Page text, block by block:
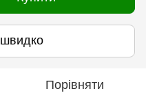
Порівняти